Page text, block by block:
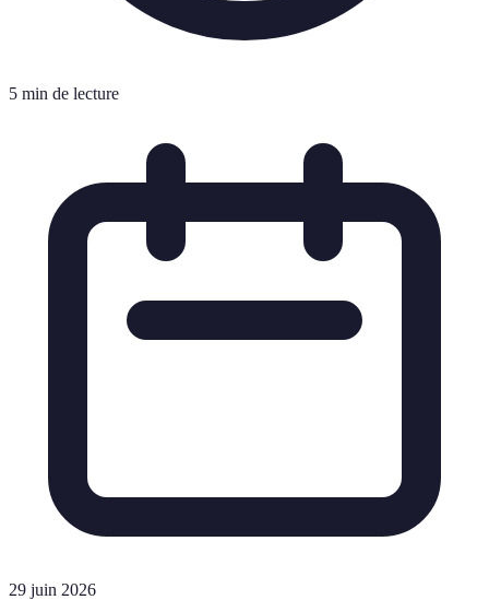
5 min de lecture
29 juin 2026